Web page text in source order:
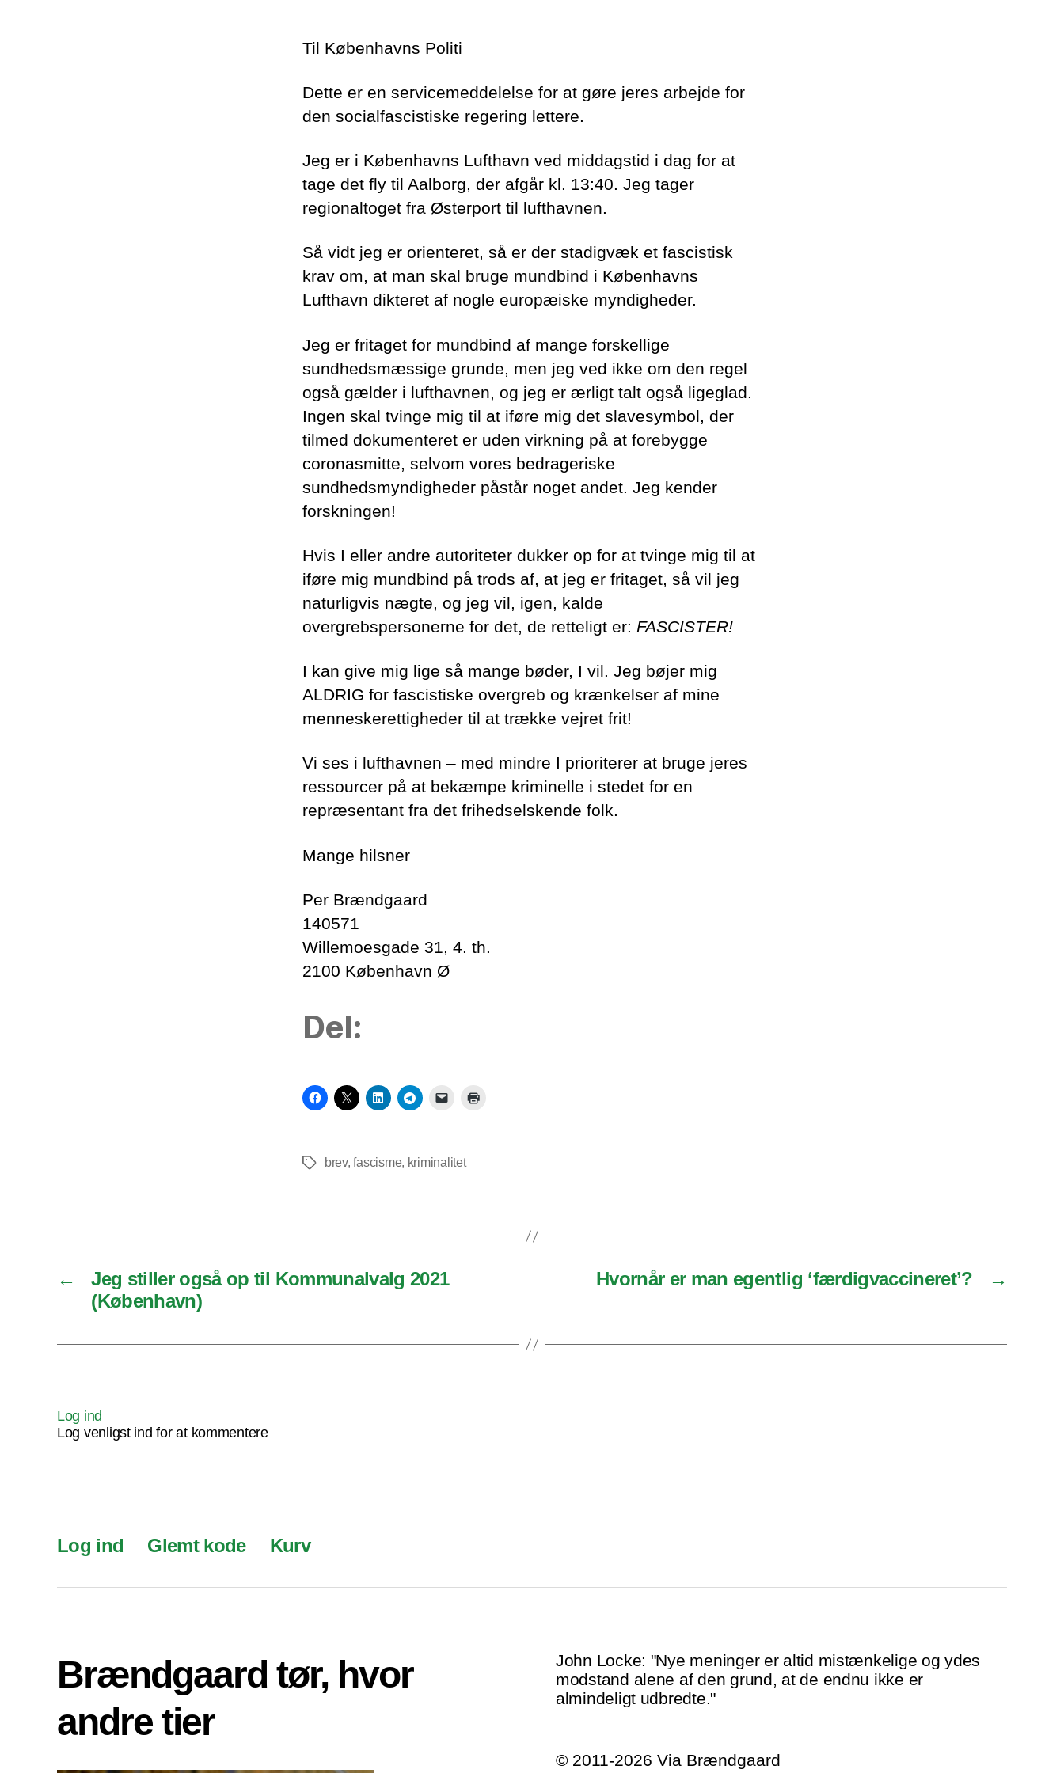
Til Københavns Politi
Dette er en servicemeddelelse for at gøre jeres arbejde for
den socialfascistiske regering lettere.
Jeg er i Københavns Lufthavn ved middagstid i dag for at
tage det fly til Aalborg, der afgår kl. 13:40. Jeg tager
regionaltoget fra Østerport til lufthavnen.
Så vidt jeg er orienteret, så er der stadigvæk et fascistisk
krav om, at man skal bruge mundbind i Københavns
Lufthavn dikteret af nogle europæiske myndigheder.
Jeg er fritaget for mundbind af mange forskellige
sundhedsmæssige grunde, men jeg ved ikke om den regel
også gælder i lufthavnen, og jeg er ærligt talt også ligeglad.
Ingen skal tvinge mig til at iføre mig det slavesymbol, der
tilmed dokumenteret er uden virkning på at forebygge
coronasmitte, selvom vores bedrageriske
sundhedsmyndigheder påstår noget andet. Jeg kender
forskningen!
Hvis I eller andre autoriteter dukker op for at tvinge mig til at
iføre mig mundbind på trods af, at jeg er fritaget, så vil jeg
naturligvis nægte, og jeg vil, igen, kalde
overgrebspersonerne for det, de retteligt er: FASCISTER!
I kan give mig lige så mange bøder, I vil. Jeg bøjer mig
ALDRIG for fascistiske overgreb og krænkelser af mine
menneskerettigheder til at trække vejret frit!
Vi ses i lufthavnen – med mindre I prioriterer at bruge jeres
ressourcer på at bekæmpe kriminelle i stedet for en
repræsentant fra det frihedselskende folk.
Mange hilsner
Per Brændgaard
140571
Willemoesgade 31, 4. th.
2100 København Ø
Del:
Tagsbrev,fascisme, kriminalitet
←
Jeg stiller også op til Kommunalvalg 2021
(København)
→
Hvornår er man egentlig ‘færdigvaccineret’?
Log ind
Log venligst ind for at kommentere
Log ind Glemt kode Kurv
Brændgaard tør, hvor
andre tier
John Locke: "Nye meninger er altid mistænkelige og ydes
modstand alene af den grund, at de endnu ikke er
almindeligt udbredte."
© 2011-2026 Via Brændgaard